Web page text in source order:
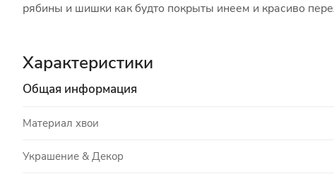
рябины и шишки как будто покрыты инеем и красиво
Характеристики
Общая информация
Материал хвои
Украшение & Декор